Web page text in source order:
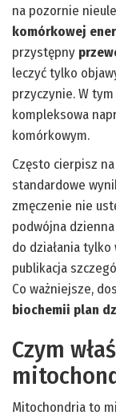
na pozornie
komórkowej
przystępny
leczyć tylko
przyczynie. W
kompleksowa
komórkowym.
Często cierpisz
standardowe
zmęczenie nie
podwójna
do działania tylko
publikacja
Co ważniejsze,
biochemii plan
Czym
Mitochondria to